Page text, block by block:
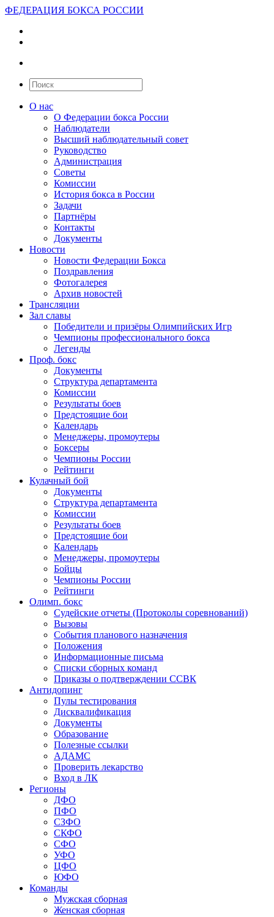
ФЕДЕРАЦИЯ БОКСА РОССИИ
О нас
О Федерации бокса России
Наблюдатели
Высший наблюдательный совет
Руководство
Администрация
Советы
Комиссии
История бокса в России
Задачи
Партнёры
Контакты
Документы
Новости
Новости Федерации Бокса
Поздравления
Фотогалерея
Архив новостей
Трансляции
Зал славы
Победители и призёры Олимпийских Игр
Чемпионы профессионального бокса
Легенды
Проф. бокс
Документы
Структура департамента
Комиссии
Результаты боев
Предстоящие бои
Календарь
Менеджеры, промоутеры
Боксеры
Чемпионы России
Рейтинги
Кулачный бой
Документы
Структура департамента
Комиссии
Результаты боев
Предстоящие бои
Календарь
Менеджеры, промоутеры
Бойцы
Чемпионы России
Рейтинги
Олимп. бокс
Судейские отчеты (Протоколы соревнований)
Вызовы
События планового назначения
Положения
Информационные письма
Списки сборных команд
Приказы о подтверждении ССВК
Антидопинг
Пулы тестирования
Дисквалификация
Документы
Образование
Полезные ссылки
АДАМС
Проверить лекарство
Вход в ЛК
Регионы
ДФО
ПФО
СЗФО
СКФО
СФО
УФО
ЦФО
ЮФО
Команды
Мужская сборная
Женская сборная